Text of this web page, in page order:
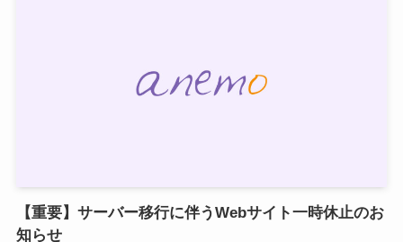
【重要】サーバー移行に伴うWebサイト一時休止のお
知らせ